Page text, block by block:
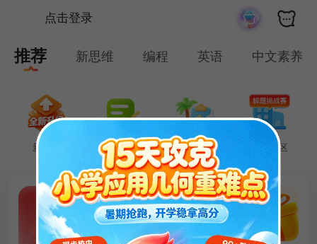
点击登录
推荐 新思维 编程 英语 中文素养
新思维 学习测评 暑期活动 家长社区